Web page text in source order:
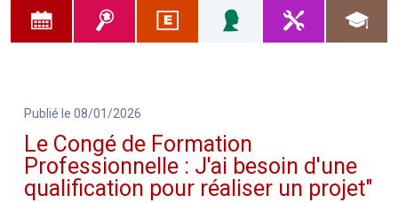
Publié le 08/01/2026
Le Congé de Formation
Professionnelle : J'ai besoin d'une
qualification pour réaliser un projet"